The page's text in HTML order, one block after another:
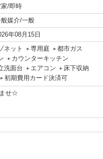
/即時
媒介/一般
年08月15日
ネット
専用庭
都市ガス
カウンターキッチン
洗面台
エアコン
床下収納
初期費用カード決済可
せ☆